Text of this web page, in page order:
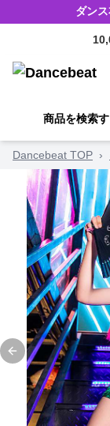
ダン
商品を検索
Dancebeat TOP ›
Previous slide